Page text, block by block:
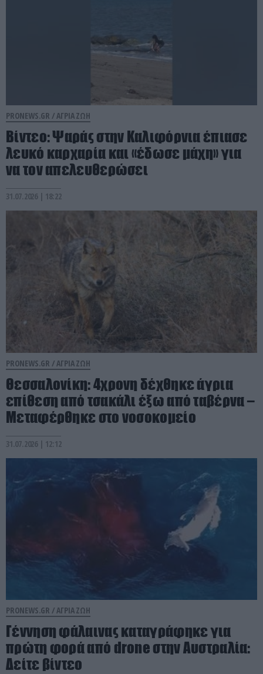
PRONEWS.GR / ΑΓΡΙΑ ΖΩΗ
Βίντεο: Ψαράς στην Καλιφόρνια έπιασε
λευκό καρχαρία και «έδωσε μάχη» για
να τον απελευθερώσει
31.07.2026 | 18:22
PRONEWS.GR / ΑΓΡΙΑ ΖΩΗ
Θεσσαλονίκη: 4χρονη δέχθηκε άγρια
επίθεση από τσακάλι έξω από ταβέρνα –
Μεταφέρθηκε στο νοσοκομείο
31.07.2026 | 12:12
PRONEWS.GR /ΑΓΡΙΑ ΖΩΗ
Γέννηση φάλαινας καταγράφηκε για
πρώτη φορά από drone στην Αυστραλία:
Δείτε βίντεο